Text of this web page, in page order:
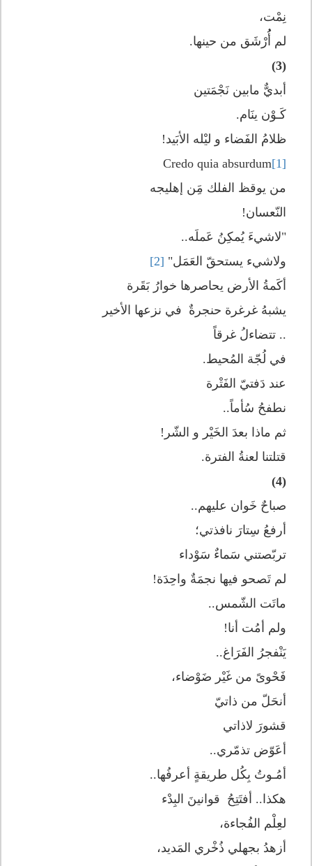
نِمْت،
لم أُُرْشَق من حينها.
(3)
أبديٌّ مابين نَجْمَتين
كَـوْن ينَام.
ظلامُ الفَضاء و ليْله الأبَيد!
Credo quia absurdum[1]
من يوقظ الفلك مَِن إهليجه
النّعسان!
"لاشيءَ يُمكِنُ عَملَه..
ولاشيء يستحقّ العَمَل" [2]
أكَمةُ الأرض يحاصرها خوارُ بَقَرة
يشبهُ غرغرة حنجرةٌ في نزعها الأخير
.. تتضاءلُ غرقاً
في لُجّة المُحيط.
عند دَفتيّ الفَتْرة
نطفحُ سُأماً..
ثم ماذا بعدَ الخَيْر و الشّر!
قتلتنا لعنةُ الفترة.
(4)
صباحٌ خَوان عليهم..
أرفعُ سِتارَ نافذتي؛
تربّصتني سَماءٌ سَوْداء
لم تَصحو فيها نجمَةٌ واحِدَة!
ماتَت الشّمس..
ولم أمُت أنا!
يَنْفجرُ الفَرَاغ..
فَحْوىً من غَيْر ضَوْضاء،
أنحَلّ من ذاتيّ
قشورَ لاذاتي
أعَوّض تذمّري..
أمُـوتُ بِكُل طريقةٍ أعرفُها..
هكذا.. أفتَتِحُ قوانينَ البِدْء
لعِلْم الفُجاءة،
أزهدُ بجهلي ذُخْري المَديد،